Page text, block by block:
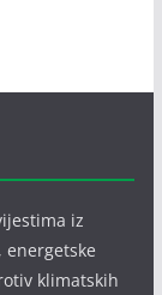
iz
klimatskih